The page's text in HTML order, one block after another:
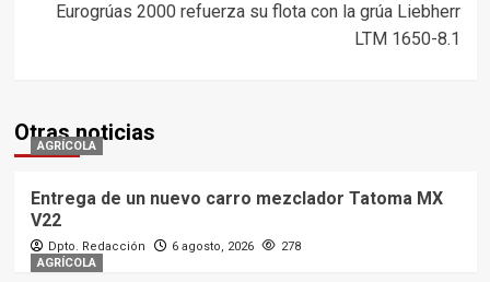
Eurogrúas 2000 refuerza su flota con la grúa Liebherr
LTM 1650-8.1
Otras noticias
AGRÍCOLA
Entrega de un nuevo carro mezclador Tatoma MX
V22
Dpto. Redacción 6 agosto, 2026
278
AGRÍCOLA